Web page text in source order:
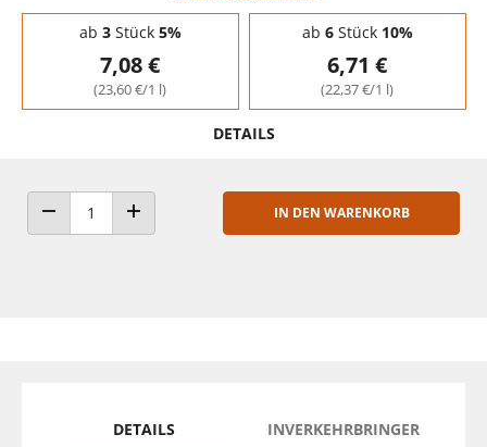
Staffelpreise - Mengenrabatt
ab 3Stück 5%
7,08 €
(23,60 €/1 l)
ab 6Stück 10%
6,71 €
(22,37 €/1 l)
DETAILS
ANZAHL VERRINGERNANZAHL ERHÖHEN
IN DEN WARENKORB
DETAILS INVERKEHRBRINGER